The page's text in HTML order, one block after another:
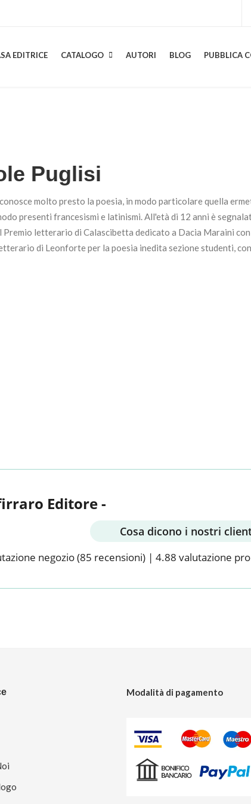
EDITRICE CATALOGO AUTORI BLOG PUBBLICA
Puglisi
molto presto la poesia, in modo particolare quella
presenti francesismi e latinismi. All'età di 12 anni è
Premio letterario di Calascibetta dedicato a Dacia Maraini
di Leonforte per la poesia inedita sezione studenti,
Editore -
Cosa dicono i nostri
negozio(85 recensioni) | 4.88 valutazione
Modalità di pagamento